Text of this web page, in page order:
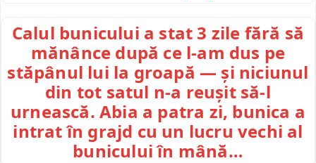
Calul bunicului a stat 3 zile fără să
mănânce după ce l-am dus pe
stăpânul lui la groapă — și niciunul
din tot satul n-a reușit să-l
urnească. Abia a patra zi, bunica a
intrat în grajd cu un lucru vechi al
bunicului în mână…